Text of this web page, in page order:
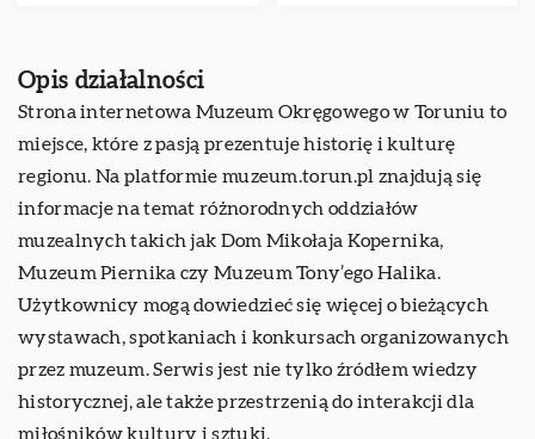
Opis działalności
Strona internetowa Muzeum Okręgowego w Toruniu to
miejsce, które z pasją prezentuje historię i kulturę
regionu. Na platformie muzeum.torun.pl znajdują się
informacje na temat różnorodnych oddziałów
muzealnych takich jak Dom Mikołaja Kopernika,
Muzeum Piernika czy Muzeum Tony’ego Halika.
Użytkownicy mogą dowiedzieć się więcej o bieżących
wystawach, spotkaniach i konkursach organizowanych
przez muzeum. Serwis jest nie tylko źródłem wiedzy
historycznej, ale także przestrzenią do interakcji dla
miłośników kultury i sztuki.